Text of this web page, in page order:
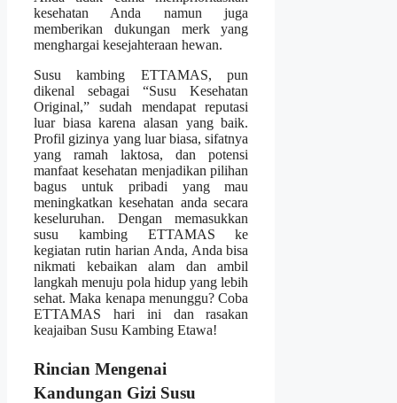
kesehatan Anda namun juga
memberikan dukungan merk yang
menghargai kesejahteraan hewan.
Susu kambing ETTAMAS, pun
dikenal sebagai “Susu Kesehatan
Original,” sudah mendapat reputasi
luar biasa karena alasan yang baik.
Profil gizinya yang luar biasa, sifatnya
yang ramah laktosa, dan potensi
manfaat kesehatan menjadikan pilihan
bagus untuk pribadi yang mau
meningkatkan kesehatan anda secara
keseluruhan. Dengan memasukkan
susu kambing ETTAMAS ke
kegiatan rutin harian Anda, Anda bisa
nikmati kebaikan alam dan ambil
langkah menuju pola hidup yang lebih
sehat. Maka kenapa menunggu? Coba
ETTAMAS hari ini dan rasakan
keajaiban Susu Kambing Etawa!
Rincian Mengenai
Kandungan Gizi Susu